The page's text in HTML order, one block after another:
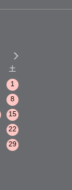
土
1
8
15
22
29